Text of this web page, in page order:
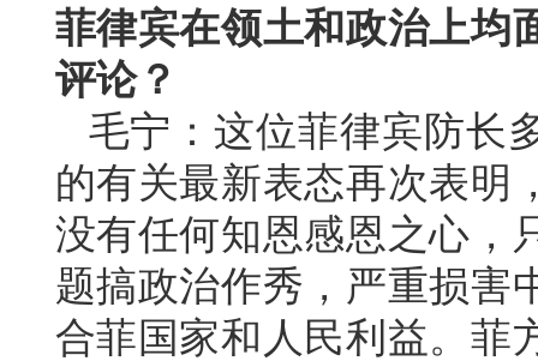
菲律宾在领土和政治上均
评论？
毛宁：这位菲律宾防长
的有关最新表态再次表明
没有任何知恩感恩之心，
题搞政治作秀，严重损害
合菲国家和人民利益。菲